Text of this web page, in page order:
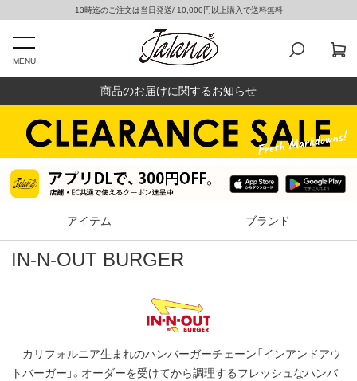
13時迄のご注文は当日発送/ 10,000円以上購入で送料無料
MENU
商品のお届けに関するお知らせ
アイテム ブランド
IN-N-OUT BURGER
カリフォルニア生まれのハンバーガーチェーン「インアンドアウ
トバーガー」。オーダーを受けてから調理するフレッシュなハンバ